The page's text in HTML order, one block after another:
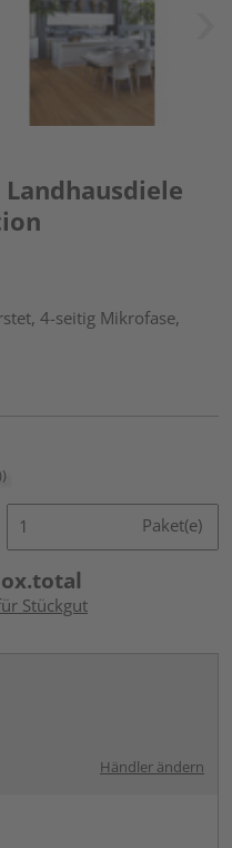
4-seitig Mikrofase,
Paket(e)
Stückgut
Händler ändern